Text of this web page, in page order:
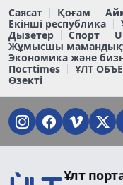
Саясат Қоғам
Екінші республика
Дызетер
Спорт
Жұмысшы
Экономика және
Постtimes
ҰЛТ
Өзекті
Ұлт